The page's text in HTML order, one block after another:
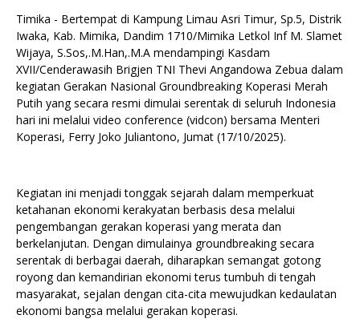
Timika - Bertempat di Kampung Limau Asri Timur, Sp.5, Distrik
Iwaka, Kab. Mimika, Dandim 1710/Mimika Letkol Inf M. Slamet
Wijaya, S.Sos,.M.Han,.M.A mendampingi Kasdam
XVII/Cenderawasih Brigjen TNI Thevi Angandowa Zebua dalam
kegiatan Gerakan Nasional Groundbreaking Koperasi Merah
Putih yang secara resmi dimulai serentak di seluruh Indonesia
hari ini melalui video conference (vidcon) bersama Menteri
Koperasi, Ferry Joko Juliantono, Jumat (17/10/2025).
Kegiatan ini menjadi tonggak sejarah dalam memperkuat
ketahanan ekonomi kerakyatan berbasis desa melalui
pengembangan gerakan koperasi yang merata dan
berkelanjutan. Dengan dimulainya groundbreaking secara
serentak di berbagai daerah, diharapkan semangat gotong
royong dan kemandirian ekonomi terus tumbuh di tengah
masyarakat, sejalan dengan cita-cita mewujudkan kedaulatan
ekonomi bangsa melalui gerakan koperasi.